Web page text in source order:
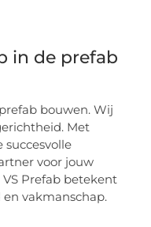
in de prefab
bouwen. Wij
Met
succesvolle
voor jouw
Prefab betekent
vakmanschap.